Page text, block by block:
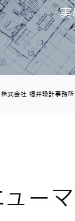
株式会社 福井設計事務所
ュー